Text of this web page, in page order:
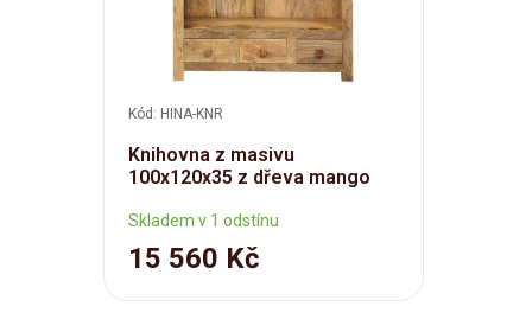
Kód: HINA-KNR
Knihovna z masivu
100x120x35 z dřeva mango
Skladem v 1 odstínu
15 560 Kč